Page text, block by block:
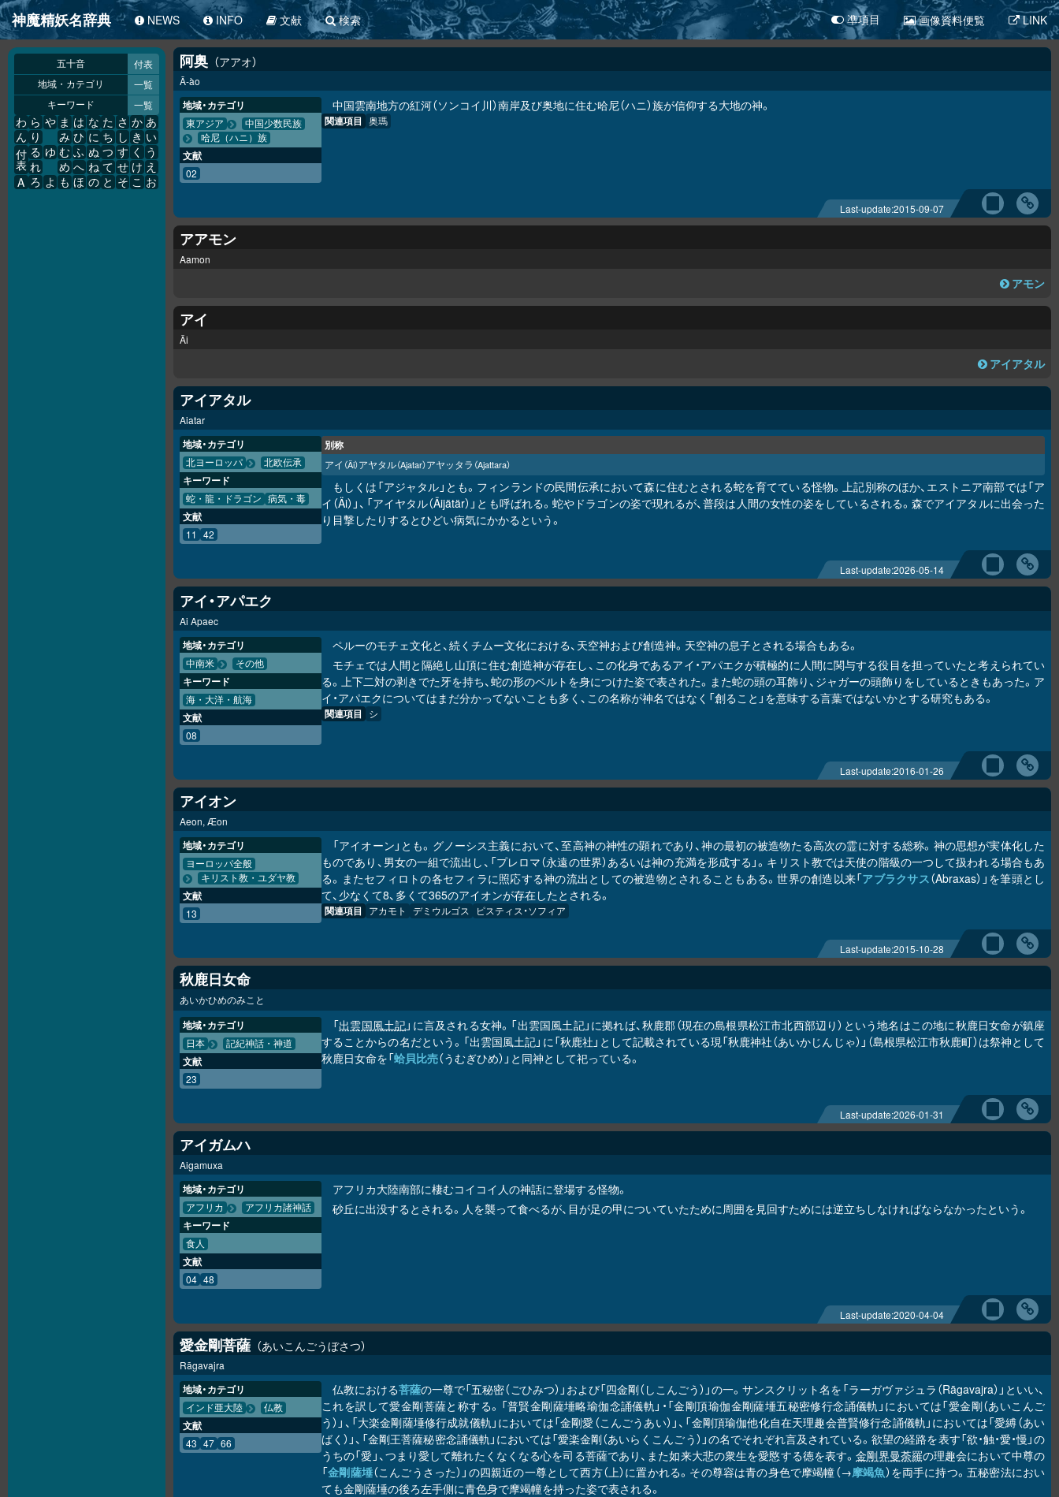
神魔精妖名辞典 NEWS INFO 文献 検索 凖項目 画像資料便覧 LINK
五十音 付表
地域・カテゴリ 一覧
キーワード 一覧
あ
い
う
え
お
か
き
く
け
こ
さ
し
す
せ
そ
た
ち
つ
て
と
な
に
ぬ
ね
の
は
ひ
ふ
へ
ほ
ま
み
む
め
も
や
ゆ
よ
ら
り
る
れ
ろ
わ
ん
付
表
A
阿奥 アアオ
Ā-ào
中国雲南地方の紅河（ソンコイ川）南岸及び奥地に住む哈尼（ハニ）族が信仰する大地の神。
関連項目 奥瑪
地域・カテゴリ
東アジア
中国少数民族
哈尼（ハニ）族
文献
02
Last-update:2015-09-07
アアモン
Aamon
アモン
アイ
Äi
アイアタル
アイアタル
Aiatar
別称
アイ （Äi）アヤタル（Ajatar）アヤッタラ （Ajattara）
もしくは「アジャタル」とも。フィンランドの民間伝承において森に住むとされる蛇を育てている怪物。上記別称のほか、エストニア南部では「ア
イ（Äi）」、「アイヤタル（Äijätär）」とも呼ばれる。蛇やドラゴンの姿で現れるが、普段は人間の女性の姿をしているされる。森でアイアタルに出会った
り目撃したりするとひどい病気にかかるという。
地域・カテゴリ
北ヨーロッパ 北欧伝承
キーワード
蛇・龍・ドラゴン 病気・毒
文献
11 42
Last-update:2026-05-14
アイ・アパエク
Ai Apaec
ペルーのモチェ文化と、続くチムー文化における、天空神および創造神。天空神の息子とされる場合もある。
モチェでは人間と隔絶し山頂に住む創造神が存在し、この化身であるアイ・アパエクが積極的に人間に関与する役目を担っていたと考えられてい
る。上下二対の剥きでた牙を持ち、蛇の形のベルトを身につけた姿で表された。また蛇の頭の耳飾り、ジャガーの頭飾りをしているときもあった。ア
イ・アパエクについてはまだ分かってないことも多く、この名称が神名ではなく「創ること」を意味する言葉ではないかとする研究もある。
関連項目 シ
地域・カテゴリ
中南米 その他
キーワード
海・大洋・航海
文献
08
Last-update:2016-01-26
アイオン
Aeon, Æon
「アイオーン」とも。グノーシス主義において、至高神の神性の顕れであり、神の最初の被造物たる高次の霊に対する総称。神の思想が実体化した
ものであり、男女の一組で流出し、「プレロマ（永遠の世界）あるいは神の充満を形成する」。キリスト教では天使の階級の一つして扱われる場合もあ
る。またセフィロトの各セフィラに照応する神の流出としての被造物とされることもある。世界の創造以来「アブラクサス（Abraxas）」を筆頭とし
て、少なくて8、多くて365のアイオンが存在したとされる。
関連項目 アカモト デミウルゴス ピスティス・ソフィア
地域・カテゴリ
ヨーロッパ全般
キリスト教・ユダヤ教
文献
13
Last-update:2015-10-28
秋鹿日女命
あいかひめのみこと
「出雲国風土記」に言及される女神。「出雲国風土記」に拠れば、秋鹿郡（現在の島根県松江市北西部辺り）という地名はこの地に秋鹿日女命が鎮座
することからの名だという。「出雲国風土記」に「秋鹿社」として記載されている現「秋鹿神社（あいかじんじゃ）」（島根県松江市秋鹿町）は祭神として
秋鹿日女命を「蛤貝比売（うむぎひめ）」と同神として祀っている。
地域・カテゴリ
日本 記紀神話・神道
文献
23
Last-update:2026-01-31
アイガムハ
Aigamuxa
アフリカ大陸南部に棲むコイコイ人の神話に登場する怪物。
砂丘に出没するとされる。人を襲って食べるが、目が足の甲についていたために周囲を見回すためには逆立ちしなければならなかったという。
地域・カテゴリ
アフリカ アフリカ諸神話
キーワード
食人
文献
04 48
Last-update:2020-04-04
愛金剛菩薩 あいこんごうぼさつ
Rāgavajra
仏教における菩薩の一尊で「五秘密（ごひみつ）」および「四金剛（しこんごう）」の一。サンスクリット名を「ラーガヴァジュラ（Rāgavajra）」といい、
これを訳して愛金剛菩薩と称する。「普賢金剛薩埵略瑜伽念誦儀軌」・「金剛頂瑜伽金剛薩埵五秘密修行念誦儀軌」においては「愛金剛（あいこんご
う）」、「大楽金剛薩埵修行成就儀軌」においては「金剛愛（こんごうあい）」、「金剛頂瑜伽他化自在天理趣会普賢修行念誦儀軌」においては「愛縛（あい
ばく）」、「金剛王菩薩秘密念誦儀軌」においては「愛楽金剛（あいらくこんごう）」の名でそれぞれ言及されている。欲望の経路を表す「欲・触・愛・慢」の
うちの「愛」、つまり愛して離れたくなくなる心を司る菩薩であり、また如来大悲の衆生を愛愍する徳を表す。金剛界曼荼羅の理趣会において中尊の
「金剛薩埵（こんごうさった）」の四親近の一尊として西方（上）に置かれる。その尊容は青の身色で摩竭幢（→摩竭魚）を両手に持つ。五秘密法におい
ても金剛薩埵の後ろ左手側に青色身で摩竭幢を持った姿で表される。
地域・カテゴリ
インド亜大陸 仏教
文献
43 47 66